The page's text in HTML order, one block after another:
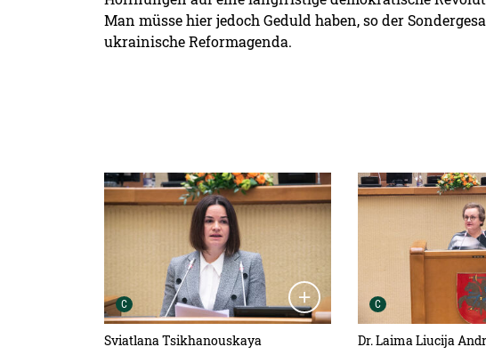
Man müsse hier jedoch Geduld haben, so der
ukrainische Reformagenda.
Detailansicht öffnen:
C Urheber der Grafik:
Sviatlana Tsikhanouskaya
Detailansicht
C Urheber der Grafik:
Dr. Laima Liucija